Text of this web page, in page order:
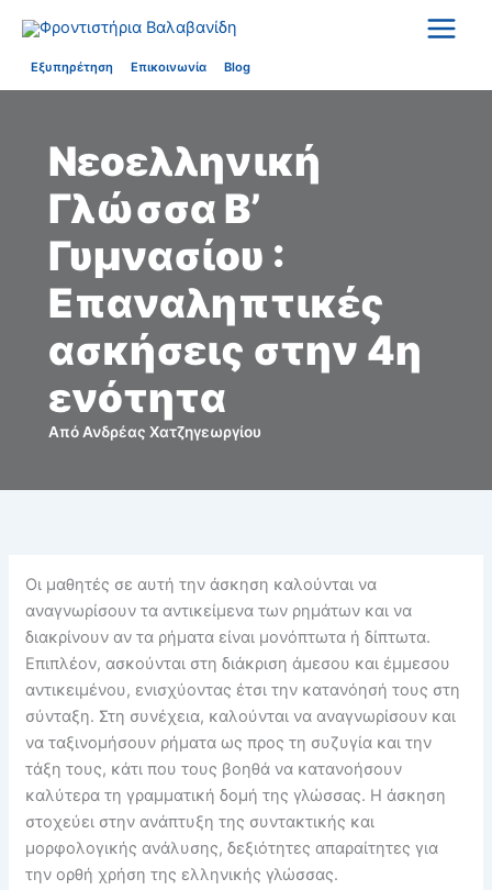
στο
περιεχόμενο
Εξυπηρέτηση Επικοινωνία Blog
Νεοελληνική
Γλώσσα Β’
Γυμνασίου :
Επαναληπτικές
ασκήσεις στην 4η
ενότητα
Από Ανδρέας Χατζηγεωργίου
Οι μαθητές σε αυτή την άσκηση καλούνται να
αναγνωρίσουν τα αντικείμενα των ρημάτων και να
διακρίνουν αν τα ρήματα είναι μονόπτωτα ή δίπτωτα.
Επιπλέον, ασκούνται στη διάκριση άμεσου και έμμεσου
αντικειμένου, ενισχύοντας έτσι την κατανόησή τους στη
σύνταξη. Στη συνέχεια, καλούνται να αναγνωρίσουν και
να ταξινομήσουν ρήματα ως προς τη συζυγία και την
τάξη τους, κάτι που τους βοηθά να κατανοήσουν
καλύτερα τη γραμματική δομή της γλώσσας. Η άσκηση
στοχεύει στην ανάπτυξη της συντακτικής και
μορφολογικής ανάλυσης, δεξιότητες απαραίτητες για
την ορθή χρήση της ελληνικής γλώσσας.